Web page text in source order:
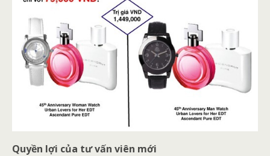
Quyền lợi của tư vấn viên mới